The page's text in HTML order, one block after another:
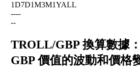
1D7D1M3M1YALL
----
--
TROLL/GBP 換算數據
GBP 價值的波動和價格